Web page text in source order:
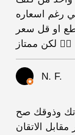
رغم اسعاره
او قل سعر
لكن ممتاز 👍🏻
N. F.
وذوقك صح
الاتقان